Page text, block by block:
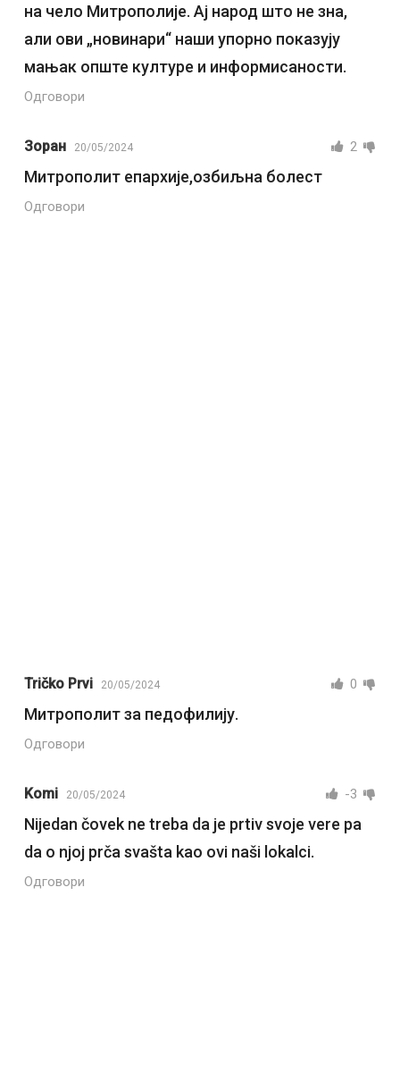
на чело Митрополије. Ај народ што не зна,
али ови „новинари“ наши упорно показују
мањак опште културе и информисаности.
Одговори
Зоран 20/05/2024 2
Митрополит епархије,озбиљна болест
Одговори
Tričko Prvi 20/05/2024 0
Митрополит за педофилију.
Одговори
Komi 20/05/2024 -3
Nijedan čovek ne treba da je prtiv svoje vere pa
da o njoj prča svašta kao ovi naši lokalci.
Одговори